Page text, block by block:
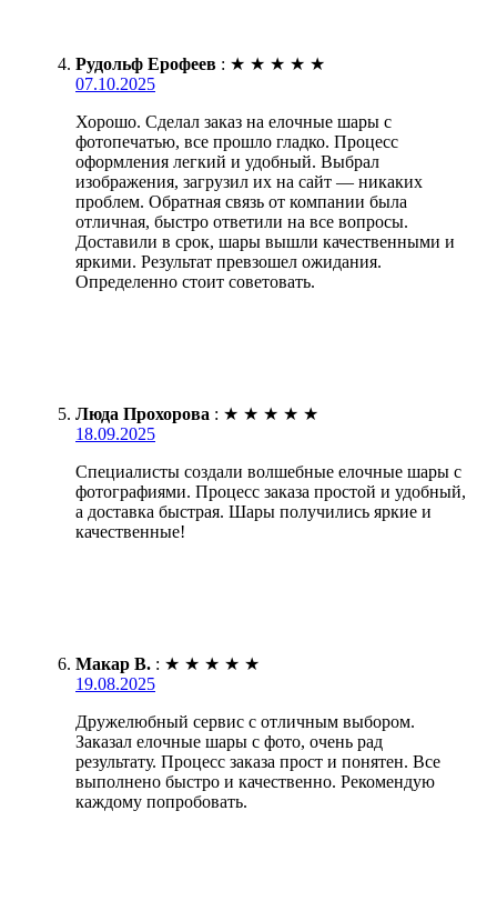
Рудольф Ерофеев : ★ ★ ★ ★ ★
07.10.2025
Хорошо. Сделал заказ на елочные шары с
фотопечатью, все прошло гладко. Процесс
оформления легкий и удобный. Выбрал
изображения, загрузил их на сайт — никаких
проблем. Обратная связь от компании была
отличная, быстро ответили на все вопросы.
Доставили в срок, шары вышли качественными и
яркими. Результат превзошел ожидания.
Определенно стоит советовать.
Люда Прохорова : ★ ★ ★ ★ ★
18.09.2025
Специалисты создали волшебные елочные шары с
фотографиями. Процесс заказа простой и удобный,
а доставка быстрая. Шары получились яркие и
качественные!
Макар В. : ★ ★ ★ ★ ★
19.08.2025
Дружелюбный сервис с отличным выбором.
Заказал елочные шары с фото, очень рад
результату. Процесс заказа прост и понятен. Все
выполнено быстро и качественно. Рекомендую
каждому попробовать.